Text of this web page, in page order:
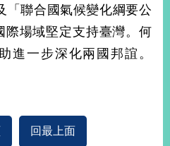
「聯合國氣候變化綱要公
際場域堅定支持臺灣。何
進一步深化兩國邦誼。
回最上面